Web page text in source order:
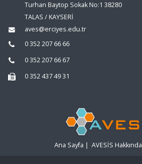
Turhan Baytop Sokak No:1 38280
TALAS / KAYSERİ
aves@erciyes.edu.tr
0 352 207 66 66
0 352 207 66 67
0 352 437 49 31
Ana Sayfa | AVESİS Hakkında